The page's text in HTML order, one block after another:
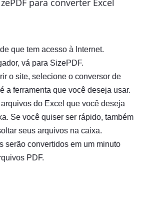
para converter Excel
que tem acesso à Internet.
vá para SizePDF.
o site, selecione o conversor de
a ferramenta que você deseja usar.
do Excel que você deseja
Se você quiser ser rápido, também
seus arquivos na caixa.
serão convertidos em um minuto
PDF.